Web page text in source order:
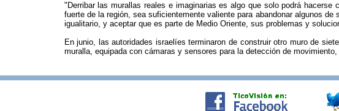
"Derribar las murallas reales e imaginarias es algo que solo podrá
fuerte de la región, sea suficientemente valiente para abandonar algunos
igualitario, y aceptar que es parte de Medio Oriente, sus problemas y
En junio, las autoridades israelíes terminaron de construir otro muro de
muralla, equipada con cámaras y sensores para la detección de